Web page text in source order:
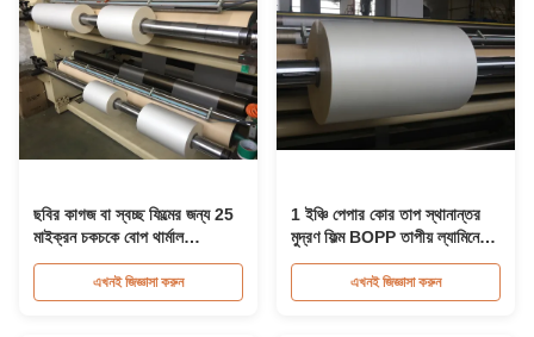
ছবির কাগজ বা স্বচ্ছ ফিল্মের জন্য 25
মাইক্রন চকচকে বোপ থার্মাল
ল্যামিনেটিং ফিল্ম
এখনই জিজ্ঞাসা করুন
1 ইঞ্চি পেপার কোর তাপ স্থানান্তর
মুদ্রণ ফিল্ম BOPP তাপীয় ল্যামিনেটিং
ফিল্ম সঙ্গে
এখনই জিজ্ঞাসা করুন